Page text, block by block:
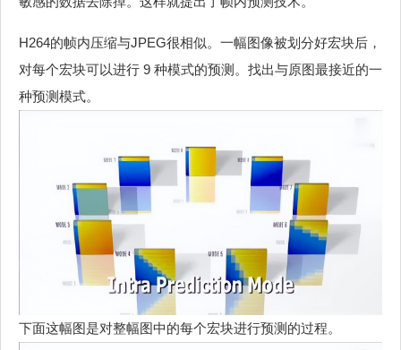
H264的帧内压缩与JPEG很相似。一幅图像被划分好宏块后，
对每个宏块可以进行 9 种模式的预测。找出与原图最接近的一
种预测模式。
下面这幅图是对整幅图中的每个宏块进行预测的过程。